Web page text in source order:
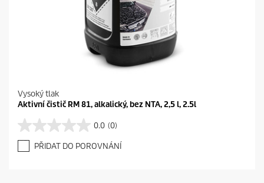
Vysoký tlak
Aktivní čistič RM 81, alkalický, bez NTA, 2,5 l, 2.5l
0.0 (0)
0
.
0
PŘIDAT DO POROVNÁNÍ